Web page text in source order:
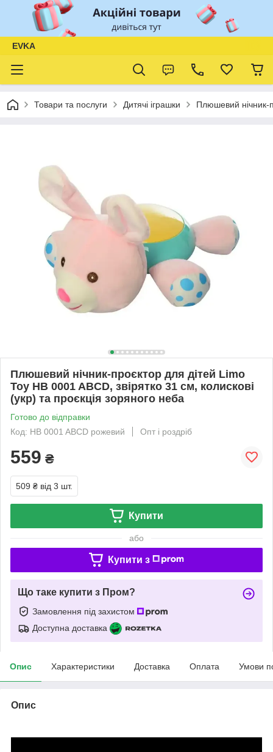
EVKA
Товари та послуги Дитячі іграшки Плюшевий
Плюшевий нічник‑проєктор для дітей Limo
Toy HB 0001 ABCD, звірятко 31 см, колискові
(укр) та проєкція зоряного неба
Готово до відправки
Код: HB 0001 ABCD рожевий
Опт і роздріб
559 ₴
509 ₴ від 3 шт.
Купити
або
Купити з
Що таке купити з Пром?
Замовлення під захистом
Доступна доставка
Опис Характеристики Доставка Оплата Умови
Опис